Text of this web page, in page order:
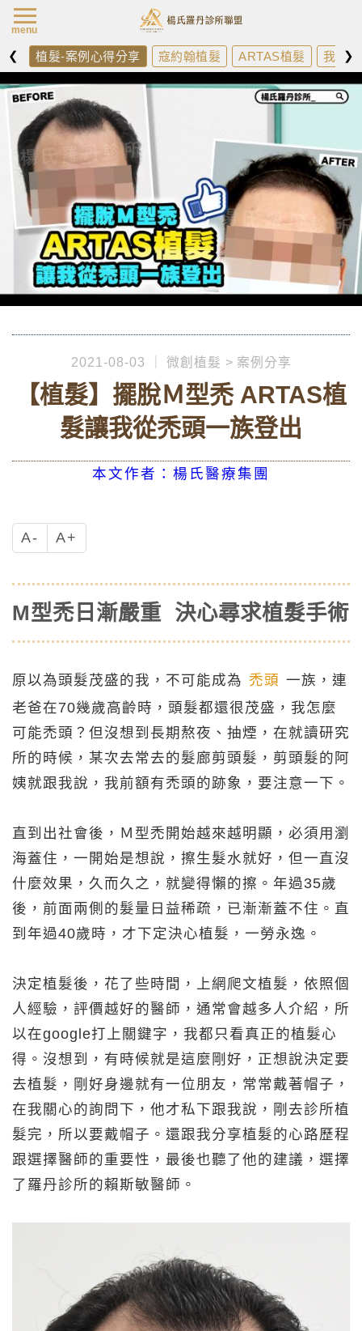
❮ 植髮-案例心得分享 寇約翰植髮 ARTAS植髮 我需❯
2021-08-03 微創植髮 案例分享
【植髮】擺脫Ｍ型禿 ARTAS植
髮讓我從禿頭一族登出
本文作者：楊氏醫療集團
A- A+
M型禿日漸嚴重 決心尋求植髮手術
原以為頭髮茂盛的我，不可能成為 禿頭 一族，連
老爸在70幾歲高齡時，頭髮都還很茂盛，我怎麼
可能禿頭？但沒想到長期熬夜、抽煙，在就讀研究
所的時候，某次去常去的髮廊剪頭髮，剪頭髮的阿
姨就跟我說，我前額有禿頭的跡象，要注意一下。
直到出社會後，Ｍ型禿開始越來越明顯，必須用瀏
海蓋住，一開始是想說，擦生髮水就好，但一直沒
什麼效果，久而久之，就變得懶的擦。年過35歲
後，前面兩側的髮量日益稀疏，已漸漸蓋不住。直
到年過40歲時，才下定決心植髮，一勞永逸。
決定植髮後，花了些時間，上網爬文植髮，依照個
人經驗，評價越好的醫師，通常會越多人介紹，所
以在google打上關鍵字，我都只看真正的植髮心
得。沒想到，有時候就是這麼剛好，正想說決定要
去植髮，剛好身邊就有一位朋友，常常戴著帽子，
在我關心的詢問下，他才私下跟我說，剛去診所植
髮完，所以要戴帽子。還跟我分享植髮的心路歷程
跟選擇醫師的重要性，最後也聽了他的建議，選擇
了羅丹診所的賴斯敏醫師。
menu